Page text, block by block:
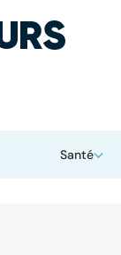
Santé